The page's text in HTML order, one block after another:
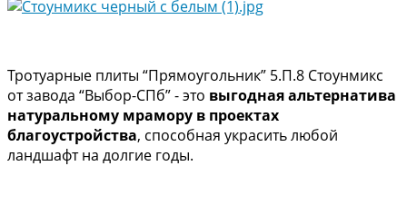
Тротуарные плиты “Прямоугольник” 5.П.8 Стоунмикс
от завода “Выбор-СПб” - это выгодная альтернатива
натуральному мрамору в проектах
благоустройства, способная украсить любой
ландшафт на долгие годы.